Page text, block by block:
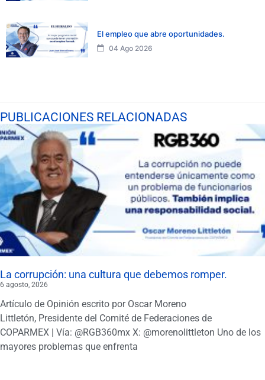
El empleo que abre oportunidades.
04 Ago 2026
PUBLICACIONES RELACIONADAS
La corrupción: una cultura que debemos romper.
6 agosto, 2026
Artículo de Opinión escrito por Oscar Moreno
Littletón, Presidente del Comité de Federaciones de
COPARMEX | Vía: @RGB360mx X: @morenolittleton Uno de los
mayores problemas que enfrenta